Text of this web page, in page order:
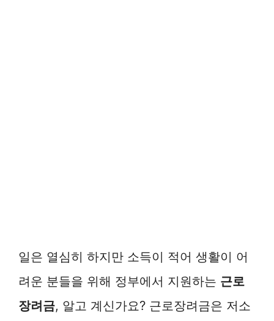
일은 열심히 하지만 소득이 적어 생활이 어
려운 분들을 위해 정부에서 지원하는 근로
장려금, 알고 계신가요? 근로장려금은 저소